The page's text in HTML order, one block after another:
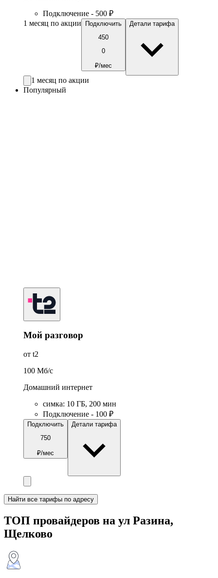
Подключение - 500 ₽
1 месяц по акции
Подключить
450
0
₽/мес
Детали тарифа
1 месяц по акции
Популярный
Мой разговор
от t2
100 Мб/c
Домашний интернет
симка: 10 ГБ, 200 мин
Подключение - 100 ₽
Подключить
750
₽/мес
Детали тарифа
Найти все тарифы по адресу
ТОП провайдеров на ул Разина,
Щелково